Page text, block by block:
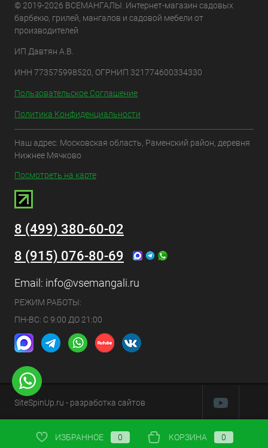
© 2019-2026 ВСЕМАНГАЛЫ. Интернет-магазин садовых
барбекю, грилей, мангалов и садовой мебели от
производителей
ИП Давтян А.В.
ИНН 773575998520, ОГРНИП 321774600334330
Пользовательское Соглашение
Политика Конфиденциальности
Наш адрес: Московская область, Раменский район, деревня
Нижнее Мячково
Посмотреть на карте
8 (499) 380-60-02
8 (915) 076-80-69
Email: info@vsemangali.ru
РЕЖИМ РАБОТЫ:
ПН-ВС: С 9:00 ДО 21:00
SiteSpinUp.ru - разработка сайтов
ИЗБРАННОЕ 0 КОРЗИНА 0